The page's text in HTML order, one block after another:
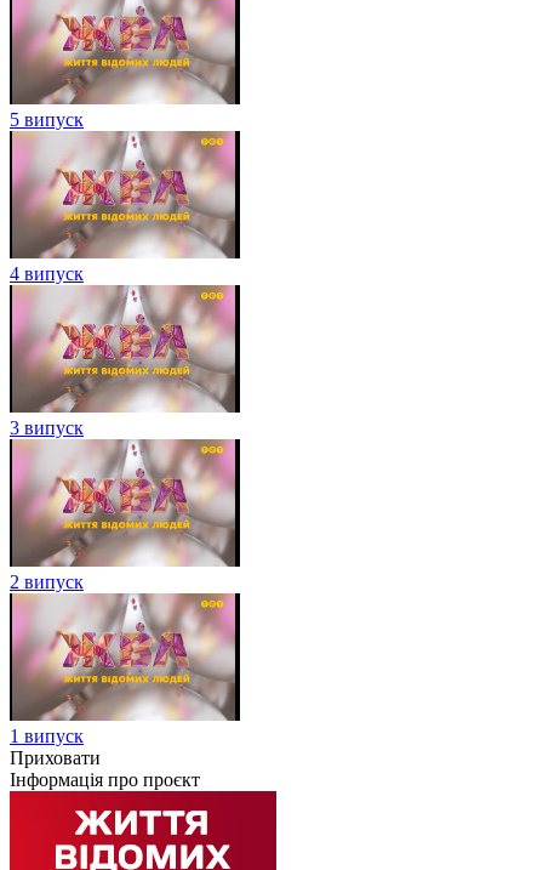
5 випуск
4 випуск
3 випуск
2 випуск
1 випуск
Приховати
Інформація про проєкт